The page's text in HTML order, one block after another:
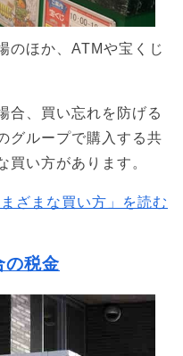
のほか、ATMや宝くじ
合、買い忘れを防げる
グループで購入する共
買い方があります。
まざまな買い方」を読む
の税金